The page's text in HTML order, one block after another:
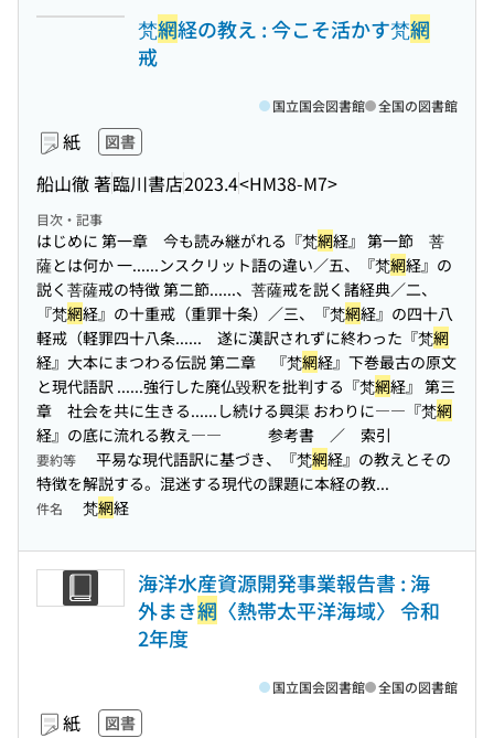
梵網経の教え : 今こそ活かす梵網
戒
紙 図書
船山徹 著臨川書店2023.4<HM38-M7>
国立国会図書館 全国の図書館
目次・記事
はじめに 第一章 今も読み継がれる『梵網経』 第一節 菩
薩とは何か 一......ンスクリット語の違い／五、『梵網経』の
説く菩薩戒の特徴 第二節......、菩薩戒を説く諸経典／二、
『梵網経』の十重戒（重罪十条）／三、『梵網経』の四十八
軽戒（軽罪四十八条...... 遂に漢訳されずに終わった『梵網
経』大本にまつわる伝説 第二章 『梵網経』下巻最古の原文
と現代語訳 ......強行した廃仏毀釈を批判する『梵網経』 第三
章 社会を共に生きる......し続ける興渠 おわりに――『梵網
経』の底に流れる教え―― 参考書 ／ 索引
要約等 平易な現代語訳に基づき、『梵網経』の教えとその
特徴を解説する。混迷する現代の課題に本経の教...
件名 梵網経
海洋水産資源開発事業報告書 : 海
外まき網 〈熱帯太平洋海域〉 令和
2年度
紙 図書
国立国会図書館 全国の図書館